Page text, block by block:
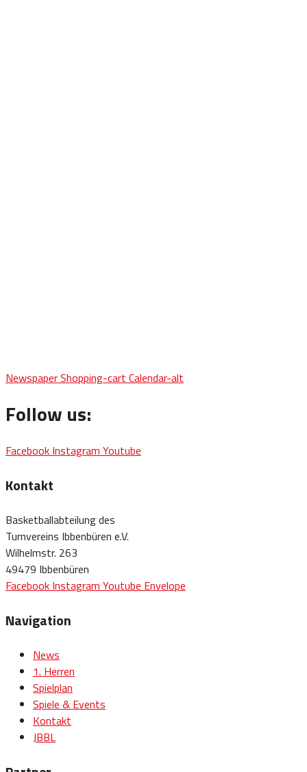
NewspaperShopping-cart Calendar-alt
Follow us:
Facebook Instagram Youtube
Kontakt
Basketballabteilung des
Turnvereins Ibbenbüren e.V.
Wilhelmstr. 263
49479 Ibbenbüren
Facebook Instagram Youtube Envelope
Navigation
News
1. Herren
Spielplan
Spiele & Events
Kontakt
JBBL